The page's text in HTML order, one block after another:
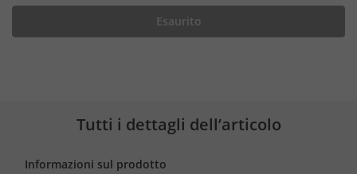
Esaurito
Tutti i dettagli dell’articolo
Informazioni sul prodotto